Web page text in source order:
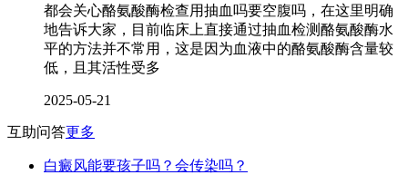
都会关心酪氨酸酶检查用抽血吗要空腹吗，在这里明确
地告诉大家，目前临床上直接通过抽血检测酪氨酸酶水
平的方法并不常用，这是因为血液中的酪氨酸酶含量较
低，且其活性受多
2025-05-21
互助问答更多
白癜风能要孩子吗？会传染吗？